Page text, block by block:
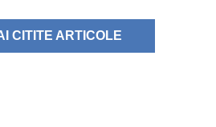
CITITE ARTICOLE